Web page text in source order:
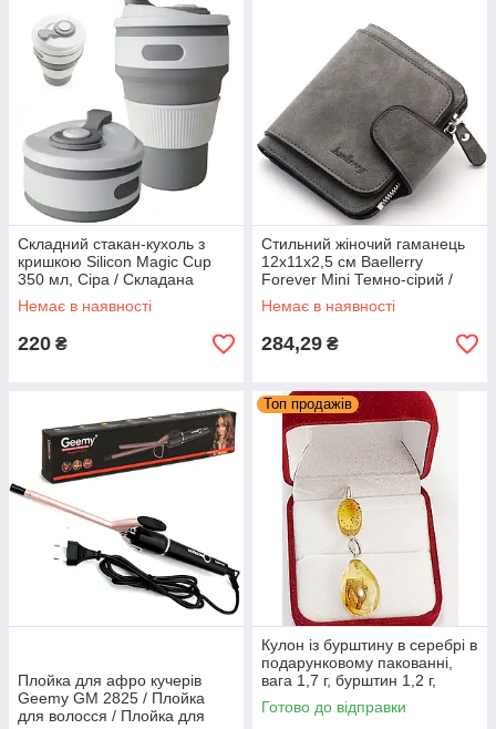
Складний стакан-кухоль з
кришкою Silicon Magic Cup
350 мл, Сіра / Складана
термо-чашка для кави
Немає в наявності
220 ₴
Стильний жіночий гаманець
12х11х2,5 см Baellerry
Forever Mini Темно-сірий /
Жіночий замшевий гаманець-
клатч
Немає в наявності
284,29 ₴
Плойка для афро кучерів
Geemy GM 2825 / Плойка
для волосся / Плойка для
Топ продажів
Кулон із бурштину в серебрі в
подарунковому пакованні,
вага 1,7 г, бурштин 1,2 г,
срібло 0,5 г
Готово до відправки